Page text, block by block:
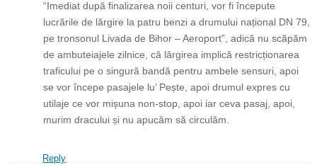
“Imediat după finalizarea noii centuri, vor fi începute
lucrările de lărgire la patru benzi a drumului național DN 79,
pe tronsonul Livada de Bihor – Aeroport”, adică nu scăpăm
de ambuteiajele zilnice, că lărgirea implică restricționarea
traficului pe o singură bandă pentru ambele sensuri, apoi
se vor începe pasajele lu’ Pește, apoi drumul expres cu
utilaje ce vor mișuna non-stop, apoi iar ceva pasaj, apoi,
murim dracului și nu apucăm să circulăm.
Reply